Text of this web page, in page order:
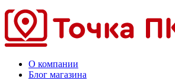
О компании
Блог магазина